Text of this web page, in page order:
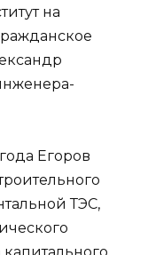
на
Егоров
ТЭС,